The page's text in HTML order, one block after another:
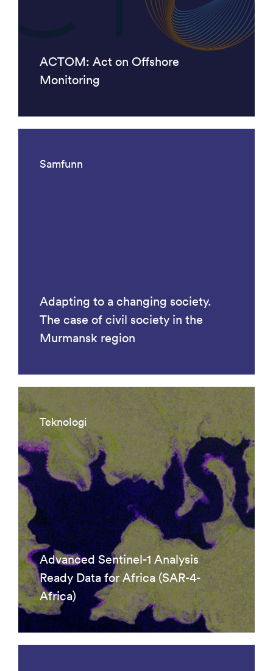
ACTOM: Act on Offshore
Monitoring
Samfunn
Adapting to a changing society.
The case of civil society in the
Murmansk region
Teknologi
Advanced Sentinel-1 Analysis
Ready Data for Africa (SAR-4-
Africa)